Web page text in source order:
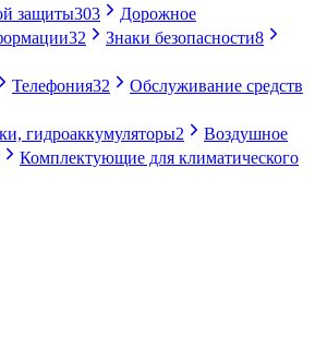
защиты303
Дорожное
32 Знаки безопасности8
Телефония32
Обслуживание средств
гидроаккумуляторы2
Воздушное
Комплектующие для климатического